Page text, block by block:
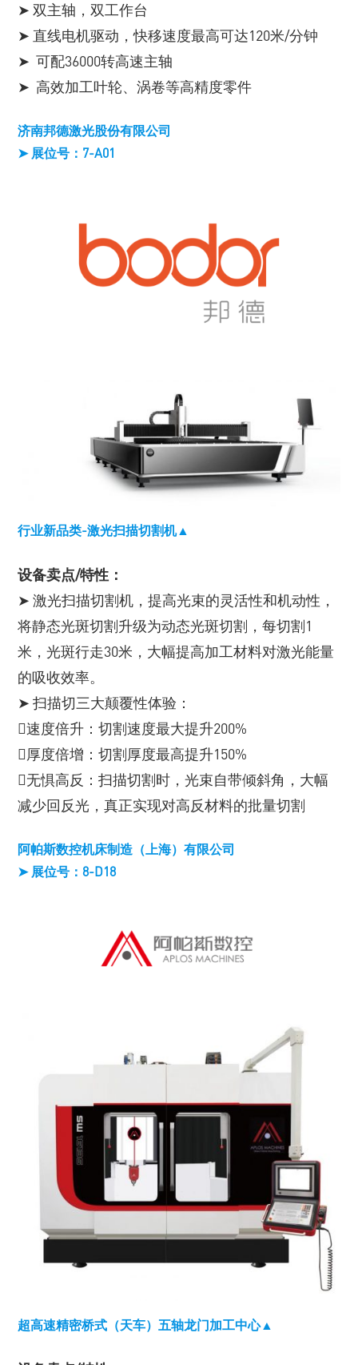
➤ 双主轴，双工作台
➤ 直线电机驱动，快移速度最高可达120米/分钟
➤ 可配36000转高速主轴
➤ 高效加工叶轮、涡卷等高精度零件
济南邦德激光股份有限公司
➤ 展位号：7-A01
行业新品类-激光扫描切割机▲
设备卖点/特性：
➤ 激光扫描切割机，提高光束的灵活性和机动性，
将静态光斑切割升级为动态光斑切割，每切割1
米，光斑行走30米，大幅提高加工材料对激光能量
的吸收效率。
➤ 扫描切三大颠覆性体验：
速度倍升：切割速度最大提升200%
厚度倍增：切割厚度最高提升150%
无惧高反：扫描切割时，光束自带倾斜角，大幅
减少回反光，真正实现对高反材料的批量切割
阿帕斯数控机床制造（上海）有限公司
➤ 展位号：8-D18
超高速精密桥式（天车）五轴龙门加工中心▲